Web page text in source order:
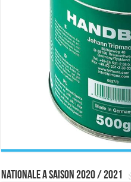
Nationale A saison 2020 / 2021